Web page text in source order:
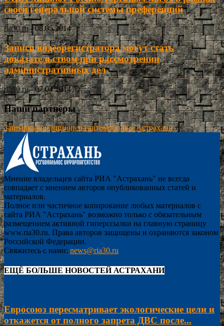
своей генеральной системы преференций
ria30.ru - 08.05.2014
Записи видеорегистратора могут стать
доказательством при рассмотрении
административных дел
ria30.ru - 07.04.2014
Наши партнёры
Заправка кондиционера автомобиля в Астрахани
Мнение владельцев сайта РИА "Астрахань" не всегда
совпадает с мнением авторов опубликованных статей и
материалов.
Полное или частичное копирование любых материалов с
сайта РИА "Астрахань" возможно только с обязательным
размещением активной гиперссылки на главную страницу
www.ria30.ru. Права авторов защищены и охраняются законом
Российской Федерации.
Свяжитесь с нами: news@ria30.ru
ЕЩЁ БОЛЬШЕ НОВОСТЕЙ АСТРАХАНИ
Евросоюз пересматривает экологические цели и
откажется от полного запрета ДВС после...